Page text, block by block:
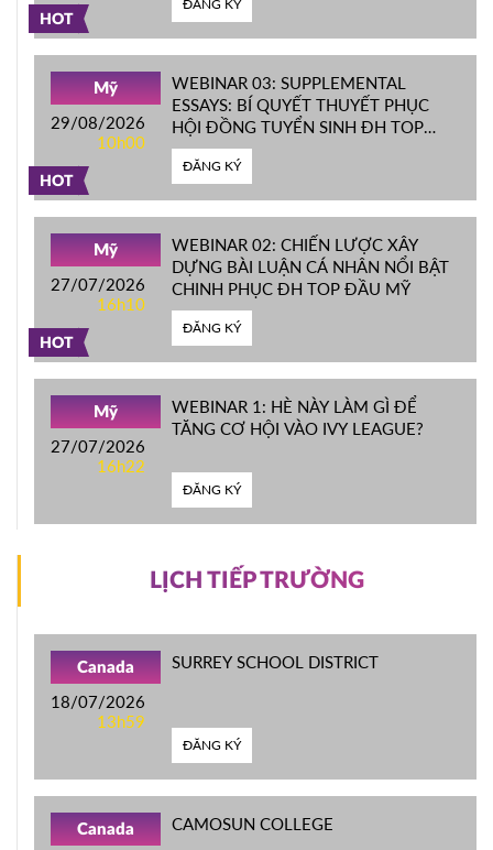
HOT
ĐĂNG KÝ
HOT
Mỹ
29/08/2026
10h00
WEBINAR 03: SUPPLEMENTAL
ESSAYS: BÍ QUYẾT THUYẾT PHỤC
HỘI ĐỒNG TUYỂN SINH ĐH TOP
ĐẦU MỸ
ĐĂNG KÝ
HOT
Mỹ
27/07/2026
16h10
WEBINAR 02: CHIẾN LƯỢC XÂY
DỰNG BÀI LUẬN CÁ NHÂN NỔI BẬT
CHINH PHỤC ĐH TOP ĐẦU MỸ
ĐĂNG KÝ
Mỹ
27/07/2026
16h22
WEBINAR 1: HÈ NÀY LÀM GÌ ĐỂ
TĂNG CƠ HỘI VÀO IVY LEAGUE?
ĐĂNG KÝ
LỊCH TIẾP TRƯỜNG
Canada
18/07/2026
13h59
SURREY SCHOOL DISTRICT
ĐĂNG KÝ
Canada CAMOSUN COLLEGE